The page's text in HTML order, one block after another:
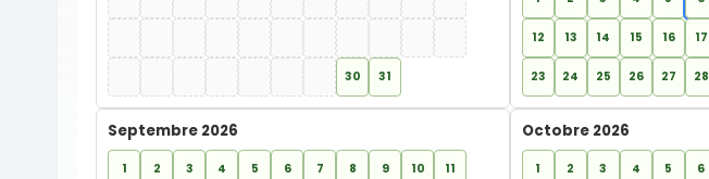
30 31
12 13 14 15 16 17
23 24 25 26 27 28
Septembre 2026
1 2 3 4 5 6 7 8 9 10 11
Octobre 2026
1 2 3 4 5 6